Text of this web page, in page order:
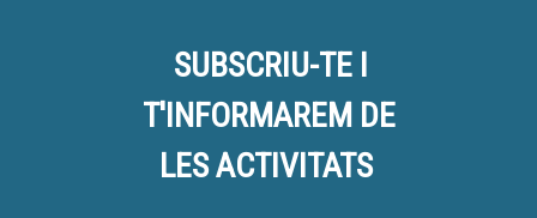
SUBSCRIU-TE I
T'INFORMAREM DE
LES ACTIVITATS